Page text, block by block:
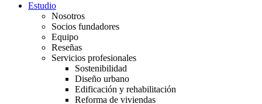
Estudio
Nosotros
Socios fundadores
Equipo
Reseñas
Servicios profesionales
Sostenibilidad
Diseño urbano
Edificación y rehabilitación
Reforma de viviendas